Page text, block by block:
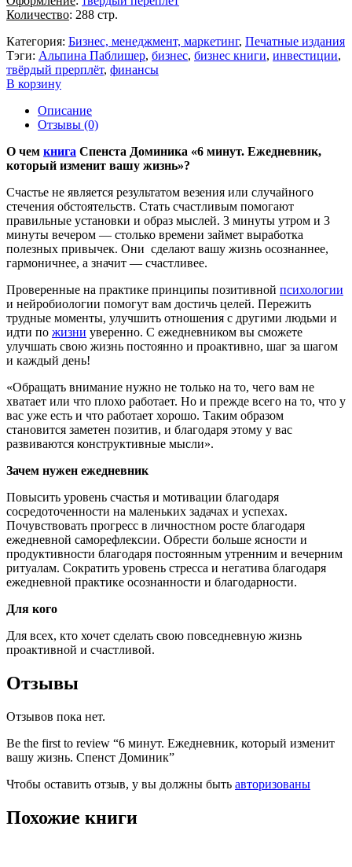
Количество: 288 стр.
Категория: Бизнес, менеджмент, маркетинг, Печатные издания
Тэги: Альпина Паблишер, бизнес, бизнес книги, инвестиции,
твёрдый прерплёт, финансы
В корзину
Описание
Отзывы (0)
О чем книга Спенста Доминика «6 минут. Ежедневник,
который изменит вашу жизнь»?
Счастье не является результатом везения или случайного
стечения обстоятельств. Стать счастливым помогают
правильные установки и образ мыслей. 3 минуты утром и 3
минуты вечером — столько времени займет выработка
полезных привычек. Они сделают вашу жизнь осознаннее,
гармоничнее, а значит — счастливее.
Проверенные на практике принципы позитивной психологии
и нейробиологии помогут вам достичь целей. Пережить
трудные моменты, улучшить отношения с другими людьми и
идти по жизни уверенно. С ежедневником вы сможете
улучшать свою жизнь постоянно и проактивно, шаг за шагом
и каждый день!
«Обращать внимание нужно не только на то, чего вам не
хватает или что плохо работает. Но и прежде всего на то, что у
вас уже есть и что работает хорошо. Таким образом
становится заметен позитив, и благодаря этому у вас
развиваются конструктивные мысли».
Зачем нужен ежедневник
Повысить уровень счастья и мотивации благодаря
сосредоточенности на маленьких задачах и успехах.
Почувствовать прогресс в личностном росте благодаря
ежедневной саморефлексии. Обрести больше ясности и
продуктивности благодаря постоянным утренним и вечерним
ритуалам. Сократить уровень стресса и негатива благодаря
ежедневной практике осознанности и благодарности.
Для кого
Для всех, кто хочет сделать свою повседневную жизнь
проактивной и счастливой.
Отзывы
Отзывов пока нет.
Be the first to review “6 минут. Ежедневник, который изменит
вашу жизнь. Спенст Доминик”
Чтобы оставить отзыв, у вы должны быть авторизованы
Похожие книги